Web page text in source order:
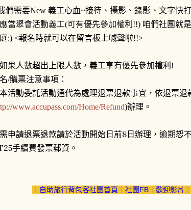
們需要New 義工心血~接待、攝影、錄影、文字快
當聚會活動義工(可有優先參加權利!!) 咱們社團就
:) <報名時就可以在留言板上喊聲啦!!>
果人數超出上限人數，義工享有優先參加權利!
/購票注意事項：
活動委託活動通代為處理退票退款事宜，依退票退
www.accupass.com/Home/Refund)辦理。
申請退票退款請於活動開始日前8日辦理，逾期恕
手續費發票郵資。
自助旅行背包客社團首頁 社團FB 歡迎影片